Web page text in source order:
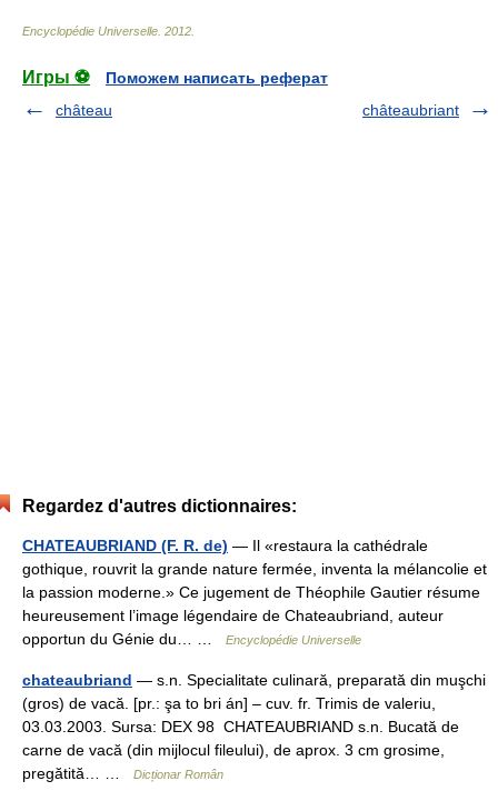
Encyclopédie Universelle 2012
Игры ⚽
Поможем написать реферат
château
châteaubriant
Regardez d'autres dictionnaires:
CHATEAUBRIAND (F. R. de) — Il «restaura la cathédrale
gothique, rouvrit la grande nature fermée, inventa la mélancolie et
la passion moderne.» Ce jugement de Théophile Gautier résume
heureusement l’image légendaire de Chateaubriand, auteur
opportun du Génie du… …
Encyclopédie Universelle
chateaubriand — s.n. Specialitate culinară, preparată din muşchi
(gros) de vacă. [pr.: şa to bri án] – cuv. fr. Trimis de valeriu,
03.03.2003. Sursa: DEX 98 CHATEAUBRIAND s.n. Bucată de
carne de vacă (din mijlocul fileului), de aprox. 3 cm grosime,
pregătită… …
Dicționar Român